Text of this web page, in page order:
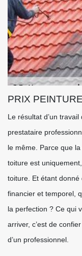
PRIX
Le résultat d’un
prestataire
le même. Parce que
toiture est
toiture. Et étant
financier et temporel,
la perfection ? Ce qui
arriver, c’est de
d’un professionnel.